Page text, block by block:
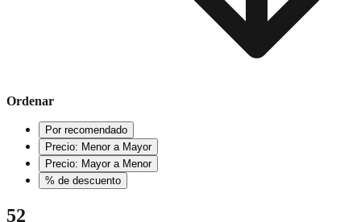
Ordenar
Por recomendado
Precio: Menor a Mayor
Precio: Mayor a Menor
% de descuento
52